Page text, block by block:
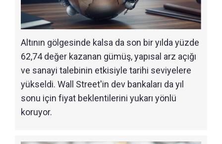
Altının gölgesinde kalsa da son bir yılda yüzde
62,74 değer kazanan gümüş, yapısal arz açığı
ve sanayi talebinin etkisiyle tarihi seviyelere
yükseldi. Wall Street'in dev bankaları da yıl
sonu için fiyat beklentilerini yukarı yönlü
koruyor.